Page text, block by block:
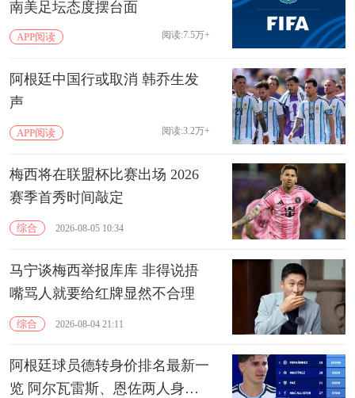
南美足坛态度摆台面
APP阅读 阅读:7.5万+
阿根廷中国行或取消 韩乔生发
声
APP阅读 阅读:3.2万+
梅西将在联盟杯比赛出场 2026
赛季首秀时间敲定
综合 2026-08-05 10:34
马宁谈梅西举报库库 非得说捂
嘴骂人就要给红牌显然不合理
综合 2026-08-04 21:11
阿根廷球员德转身价排名最新一
览 阿尔瓦雷斯、恩佐两人身价